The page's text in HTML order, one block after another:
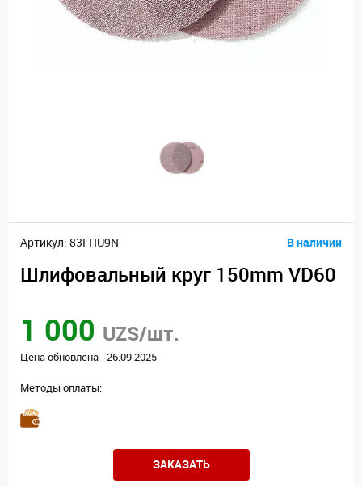
Артикул: 83FHU9N В наличии
Шлифовальный круг 150mm VD60
1 000 UZS/шт.
Цена обновлена - 26.09.2025
Методы оплаты:
ЗАКАЗАТЬ